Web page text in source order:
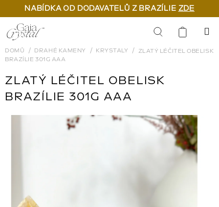
NABÍDKA OD DODAVATELŮ Z BRAZÍLIE ZDE
Přejít
na
obsah
Hledat
DOMŮ DRAHÉ KAMENY KRYSTALY
ZLATÝ LÉČITEL OBELISK
BRAZÍLIE 301G AAA
ZLATÝ LÉČITEL OBELISK
BRAZÍLIE 301G AAA